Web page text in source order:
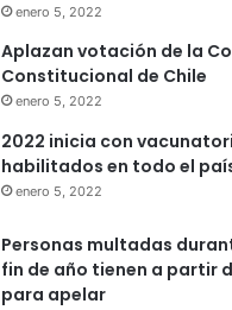
enero 5, 2022
Aplazan votación de la
Constitucional de Chile
enero 5, 2022
2022 inicia con
habilitados en todo el
enero 5, 2022
Personas multadas
fin de año tienen a partir
para apelar